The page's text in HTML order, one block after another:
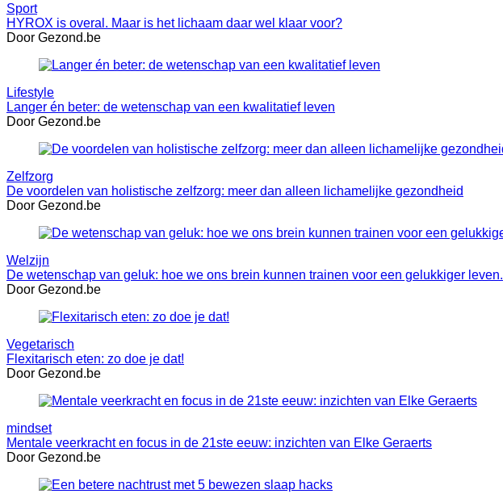
Sport
HYROX is overal. Maar is het lichaam daar wel klaar voor?
Door Gezond.be
Lifestyle
Langer én beter: de wetenschap van een kwalitatief leven
Door Gezond.be
Zelfzorg
De voordelen van holistische zelfzorg: meer dan alleen lichamelijke gezondheid
Door Gezond.be
Welzijn
De wetenschap van geluk: hoe we ons brein kunnen trainen voor een gelukkiger leven.
Door Gezond.be
Vegetarisch
Flexitarisch eten: zo doe je dat!
Door Gezond.be
mindset
Mentale veerkracht en focus in de 21ste eeuw: inzichten van Elke Geraerts
Door Gezond.be